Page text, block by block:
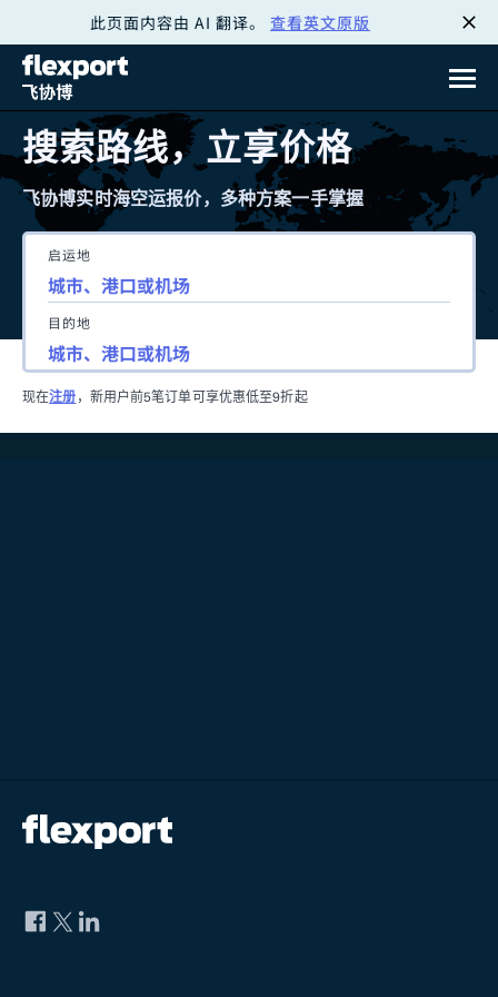
此页面内容由 AI 翻译。 查看英文原版
搜索路线，立享价格
飞协博实时海空运报价，多种方案一手掌握
启运地
目的地
现在注册 ，新用户前5笔订单可享优惠低至9折起